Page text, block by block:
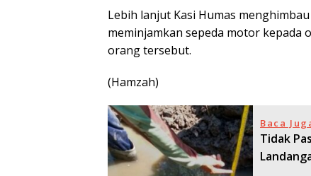
Lebih lanjut Kasi Humas
meminjamkan sepeda motor kepada
orang tersebut.
(Hamzah)
Baca
Tidak